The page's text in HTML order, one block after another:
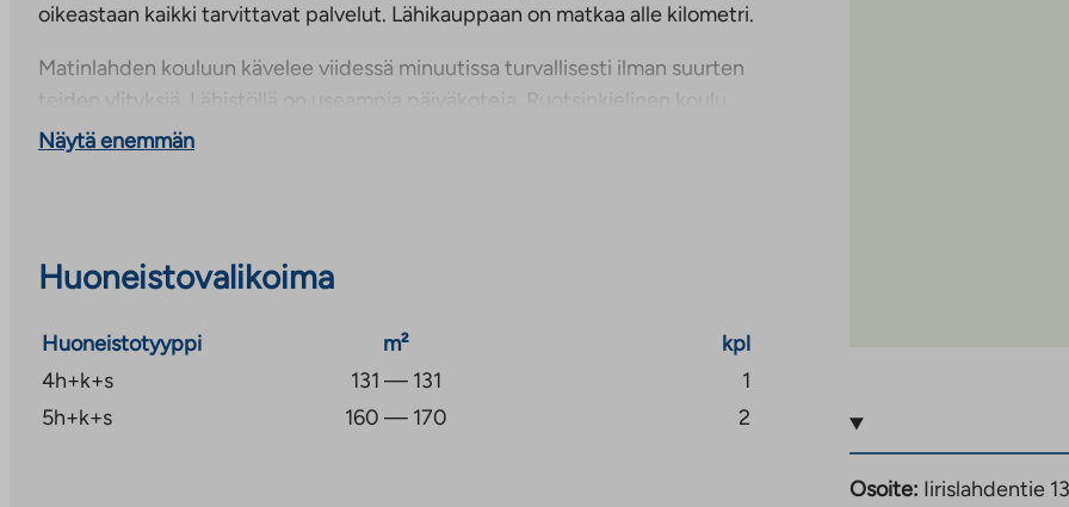
oikeastaan kaikki tarvittavat palvelut. Lähikauppaan on matkaa alle kilometri.
Matinlahden kouluun kävelee viidessä minuutissa turvallisesti ilman suurten
teiden ylityksiä. Lähistöllä on useampia päiväkoteja. Ruotsinkielinen koulu,
jossa toimii myös lukio, on alle kilometrin päässä.
Koirapuistoon kävelee muutamassa minuutissa.
Espoon upea Rantaraitti alkaa käytännössä omalta takapihalta, joten kävely-
ja pyöräilyreittejä on kilometrikaupalla. Kävelyn lomassa on helppo piipahtaa
Nokkalanniemestä, joten retkeily saaristossa ei voisi olla helpompaa.
Näytä enemmän
Huoneistovalikoima
Huoneistotyyppi m²
kpl
4h+k+s
131 — 131
1
5h+k+s
160 — 170 2
Osoite: Iirislahdentie 13